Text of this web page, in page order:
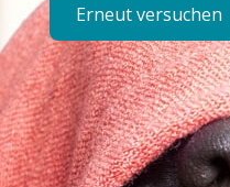
Erneut versuchen